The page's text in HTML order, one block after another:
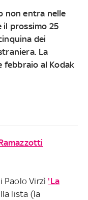
non entra nelle
il prossimo 25
dei
La
febbraio al Kodak
Paolo Virzì 'La
lista (la